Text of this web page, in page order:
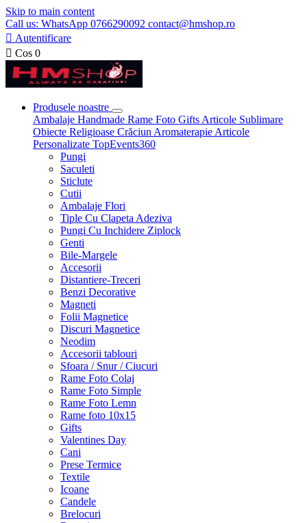
Skip to main content
Call us: WhatsApp 0766290092 contact@hmshop.ro
 Autentificare
 Cos 0
Produsele noastre
Ambalaje Handmade Rame Foto Gifts Articole Sublimare
Obiecte Religioase Crăciun Aromaterapie Articole
Personalizate TopEvents360
Pungi
Saculeti
Sticlute
Cutii
Ambalaje Flori
Tiple Cu Clapeta Adeziva
Pungi Cu Inchidere Ziplock
Genti
Bile-Margele
Accesorii
Distantiere-Treceri
Benzi Decorative
Magneti
Folii Magnetice
Discuri Magnetice
Neodim
Accesorii tablouri
Sfoara / Snur / Ciucuri
Rame Foto Colaj
Rame Foto Simple
Rame Foto Lemn
Rame foto 10x15
Gifts
Valentines Day
Cani
Prese Termice
Textile
Icoane
Candele
Brelocuri